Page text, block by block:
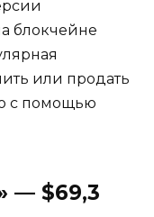
блокчейне
или продать
с помощью
— $69,3